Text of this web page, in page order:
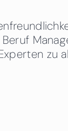
zu